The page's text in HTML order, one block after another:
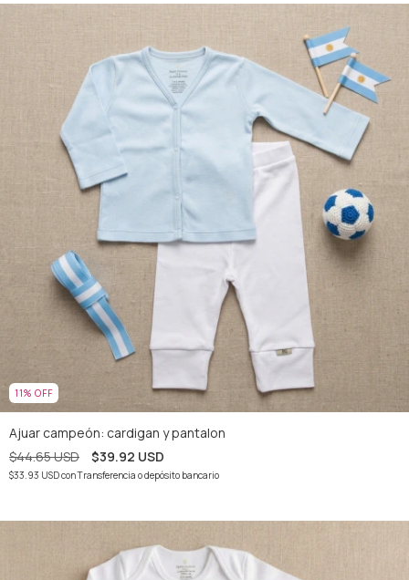
11% OFF
Ajuar campeón: cardigan y pantalon
$44.65 USD
$39.92 USD
$33.93 USDconTransferencia o depósito bancario